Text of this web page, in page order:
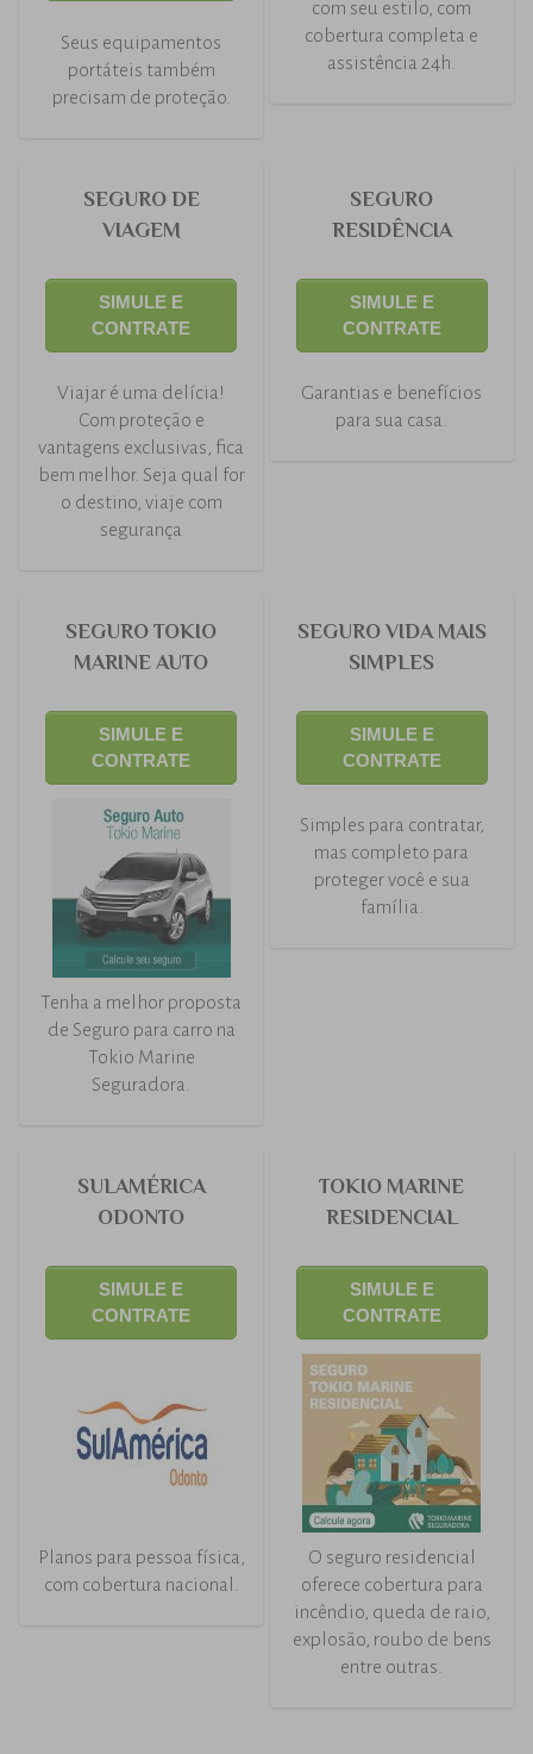
Seus equipamentos
portáteis também
precisam de proteção.
com seu estilo, com
cobertura completa e
assistência 24h.
SEGURO DE
VIAGEM
Viajar é uma delícia!
Com proteção e
vantagens exclusivas, fica
bem melhor. Seja qual for
o destino, viaje com
segurança
SIMULE E
CONTRATE
SEGURO
RESIDÊNCIA
Garantias e benefícios
para sua casa.
SIMULE E
CONTRATE
SEGURO TOKIO
MARINE AUTO
Tenha a melhor proposta
de Seguro para carro na
Tokio Marine
Seguradora.
SIMULE E
CONTRATE
SEGURO VIDA MAIS
SIMPLES
Simples para contratar,
mas completo para
proteger você e sua
família.
SIMULE E
CONTRATE
SULAMÉRICA
ODONTO
Planos para pessoa física,
com cobertura nacional.
SIMULE E
CONTRATE
TOKIO MARINE
RESIDENCIAL
O seguro residencial
oferece cobertura para
incêndio, queda de raio,
explosão, roubo de bens
entre outras.
SIMULE E
CONTRATE